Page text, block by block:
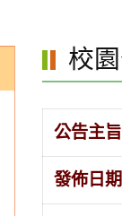
校
公告主旨
發佈日期